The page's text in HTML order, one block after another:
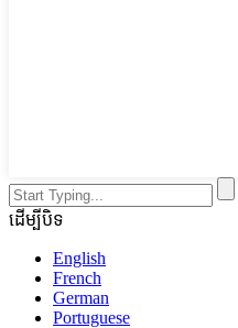
ដើម្បីបិទ
English
French
German
Portuguese